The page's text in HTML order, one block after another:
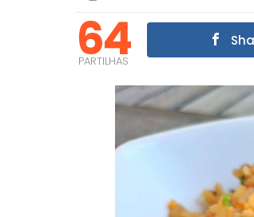
64
PARTILHAS